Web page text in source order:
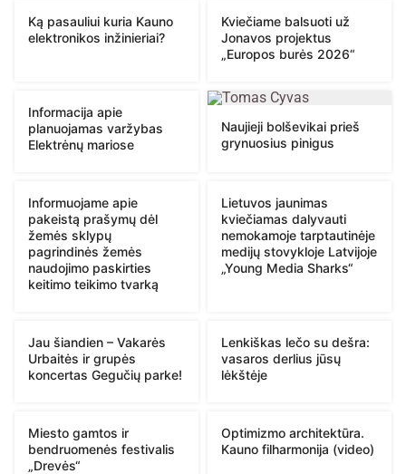
Ką pasauliui kuria Kauno
elektronikos inžinieriai?
Kviečiame balsuoti už
Jonavos projektus
„Europos burės 2026“
Informacija apie
planuojamas varžybas
Elektrėnų mariose
Naujieji bolševikai prieš
grynuosius pinigus
Informuojame apie
pakeistą prašymų dėl
žemės sklypų
pagrindinės žemės
naudojimo paskirties
keitimo teikimo tvarką
Lietuvos jaunimas
kviečiamas dalyvauti
nemokamoje tarptautinėje
medijų stovykloje Latvijoje
„Young Media Sharks“
Jau šiandien – Vakarės
Urbaitės ir grupės
koncertas Gegučių parke!
Lenkiškas lečo su dešra:
vasaros derlius jūsų
lėkštėje
Miesto gamtos ir
bendruomenės festivalis
„Drevės“
Optimizmo architektūra.
Kauno filharmonija (video)